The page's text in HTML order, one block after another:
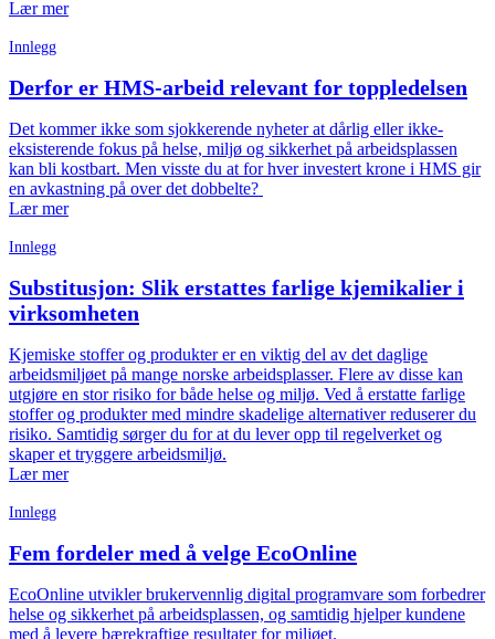
Lær mer
Innlegg
Derfor er HMS-arbeid relevant for toppledelsen
Det kommer ikke som sjokkerende nyheter at dårlig eller ikke-
eksisterende fokus på helse, miljø og sikkerhet på arbeidsplassen
kan bli kostbart. Men visste du at for hver investert krone i HMS gir
en avkastning på over det dobbelte?
Lær mer
Innlegg
Substitusjon: Slik erstattes farlige kjemikalier i
virksomheten
Kjemiske stoffer og produkter er en viktig del av det daglige
arbeidsmiljøet på mange norske arbeidsplasser. Flere av disse kan
utgjøre en stor risiko for både helse og miljø. Ved å erstatte farlige
stoffer og produkter med mindre skadelige alternativer reduserer du
risiko. Samtidig sørger du for at du lever opp til regelverket og
skaper et tryggere arbeidsmiljø.
Lær mer
Innlegg
Fem fordeler med å velge EcoOnline
EcoOnline utvikler brukervennlig digital programvare som forbedrer
helse og sikkerhet på arbeidsplassen, og samtidig hjelper kundene
med å levere bærekraftige resultater for miljøet.